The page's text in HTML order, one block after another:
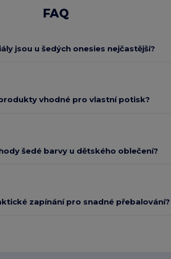
FAQ
jsou u šedých onesies nejčastější?
vhodné pro vlastní potisk?
šedé barvy u dětského oblečení?
zapínání pro snadné přebalování?